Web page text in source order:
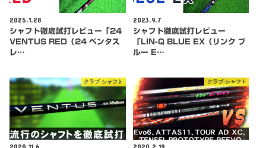
2025.1.28
シャフト徹底試打レビュー「24
VENTUS RED（24 ベンタス
レ…
2023.9.7
シャフト徹底試打レビュー
「LIN-Q BLUE EX（リンク ブ
ルー E…
クラブ-シャフト
2020.11.6
クラブ-シャフト
2020.2.19